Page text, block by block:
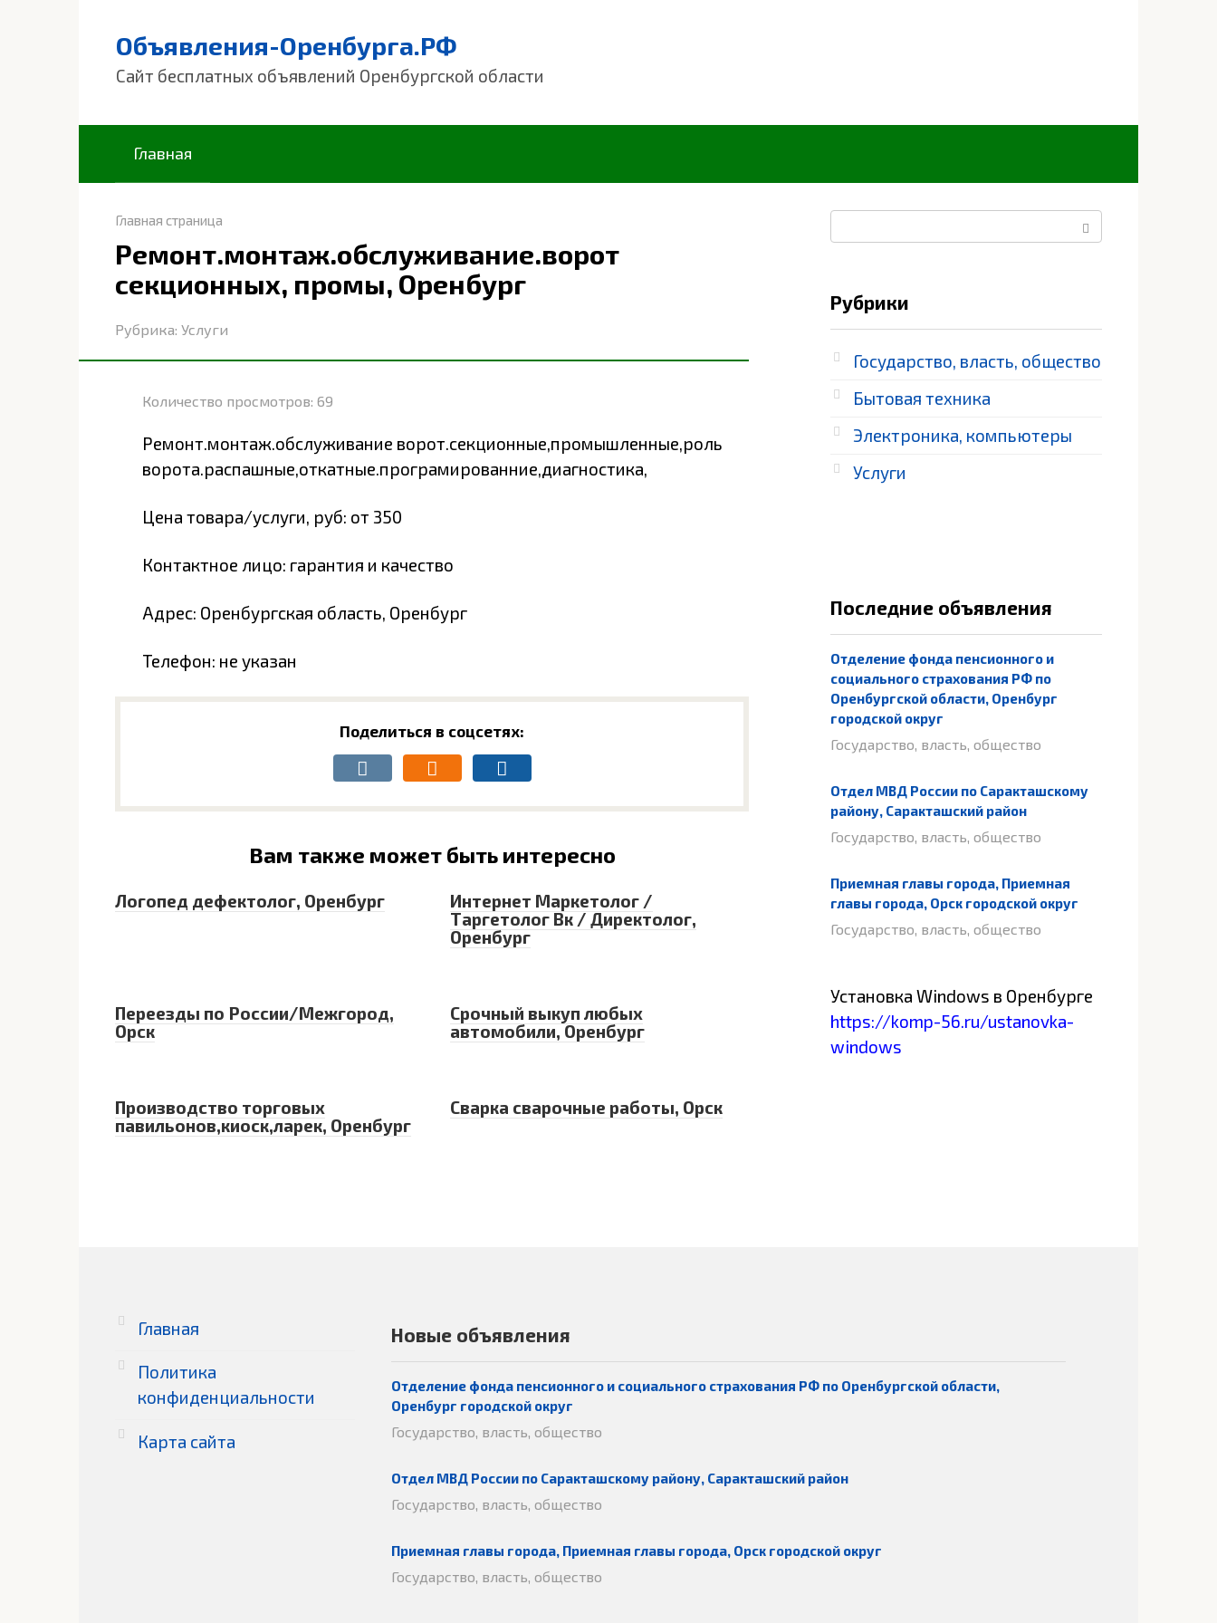
Объявления-Оренбурга.РФ
Сайт бесплатных объявлений Оренбургской области
Главная
Главная страница
Ремонт.монтаж.обслуживание.ворот
секционных, промы, Оренбург
Рубрика: Услуги
Количество просмотров: 69
Ремонт.монтаж.обслуживание ворот.секционные,промышленные,роль
ворота.распашные,откатные.програмированние,диагностика,
Цена товара/услуги, руб: от 350
Контактное лицо: гарантия и качество
Адрес: Оренбургская область, Оренбург
Телефон: не указан
Поделиться в соцсетях:
Вам также может быть интересно
Логопед дефектолог, Оренбург
Интернет Маркетолог /
Таргетолог Вк / Директолог,
Оренбург
Переезды по России/Межгород,
Орск
Срочный выкуп любых
автомобили, Оренбург
Производство торговых
павильонов,киоск,ларек, Оренбург
Сварка сварочные работы, Орск
Рубрики
Государство, власть, общество
Бытовая техника
Электроника, компьютеры
Услуги
Последние объявления
Отделение фонда пенсионного и
социального страхования РФ по
Оренбургской области, Оренбург
городской округ
Государство, власть, общество
Отдел МВД России по Саракташскому
району, Саракташский район
Государство, власть, общество
Приемная главы города, Приемная
главы города, Орск городской округ
Государство, власть, общество
Установка Windows в Оренбурге
https://komp-56.ru/ustanovka-
windows
Главная
Политика
конфиденциальности
Карта сайта
Новые объявления
Отделение фонда пенсионного и социального страхования РФ по Оренбургской области,
Оренбург городской округ
Государство, власть, общество
Отдел МВД России по Саракташскому району, Саракташский район
Государство, власть, общество
Приемная главы города, Приемная главы города, Орск городской округ
Государство, власть, общество